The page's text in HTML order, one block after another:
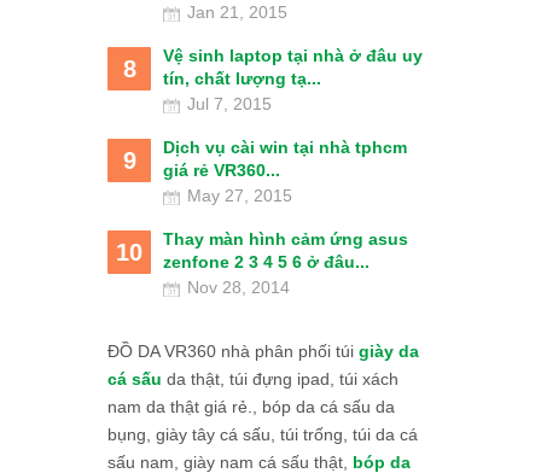
Jan 21, 2015
8
Vệ sinh laptop tại nhà ở đâu uy
tín, chất lượng tạ...
Jul 7, 2015
9
Dịch vụ cài win tại nhà tphcm
giá rẻ VR360...
May 27, 2015
10
Thay màn hình cảm ứng asus
zenfone 2 3 4 5 6 ở đâu...
Nov 28, 2014
ĐỒ DA VR360 nhà phân phối túi giày da
cá sấu da thật, túi đựng ipad, túi xách
nam da thật giá rẻ., bóp da cá sấu da
bụng, giày tây cá sấu, túi trống, túi da cá
sấu nam, giày nam cá sấu thật, bóp da